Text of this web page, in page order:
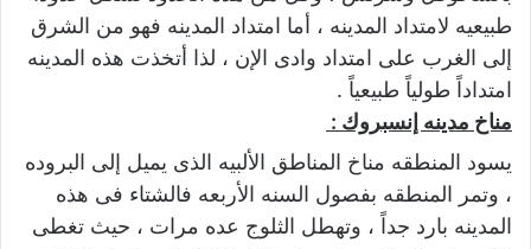
طبيعيه لامتداد المدينه ، أما امتداد المدينه فهو من الشرق
إلى الغرب على امتداد وادى الإن ، لذا أتخذت هذه المدينه
امتداداً طولياً طبيعياً .
مناخ مدينه إنسبروك :
يسود المنطقه مناخ المناطق الألبيه الذى يميل إلى البروده
، وتمر المنطقه بفصول السنه الأربعه فالشتاء فى هذه
المدينه بارد جداً ، وتهطل الثلوج عده مرات ، حيث تغطى